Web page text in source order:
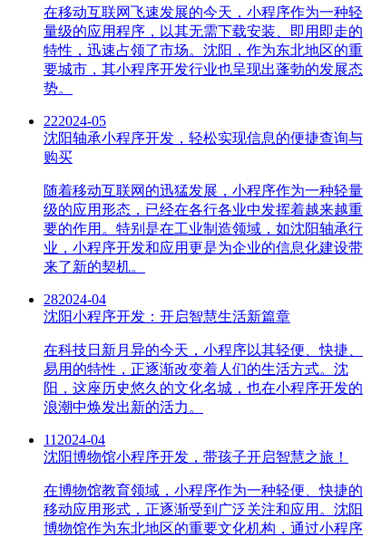
在移动互联网飞速发展的今天，小程序作为一种轻
量级的应用程序，以其无需下载安装、即用即走的
特性，迅速占领了市场。沈阳，作为东北地区的重
要城市，其小程序开发行业也呈现出蓬勃的发展态
势。
222024-05
沈阳轴承小程序开发，轻松实现信息的便捷查询与
购买
随着移动互联网的迅猛发展，小程序作为一种轻量
级的应用形态，已经在各行各业中发挥着越来越重
要的作用。特别是在工业制造领域，如沈阳轴承行
业，小程序开发和应用更是为企业的信息化建设带
来了新的契机。
282024-04
沈阳小程序开发：开启智慧生活新篇章
在科技日新月异的今天，小程序以其轻便、快捷、
易用的特性，正逐渐改变着人们的生活方式。沈
阳，这座历史悠久的文化名城，也在小程序开发的
浪潮中焕发出新的活力。
11 2024-04
沈阳博物馆小程序开发，带孩子开启智慧之旅！
在博物馆教育领域，小程序作为一种轻便、快捷的
移动应用形式，正逐渐受到广泛关注和应用。沈阳
博物馆作为东北地区的重要文化机构，通过小程序